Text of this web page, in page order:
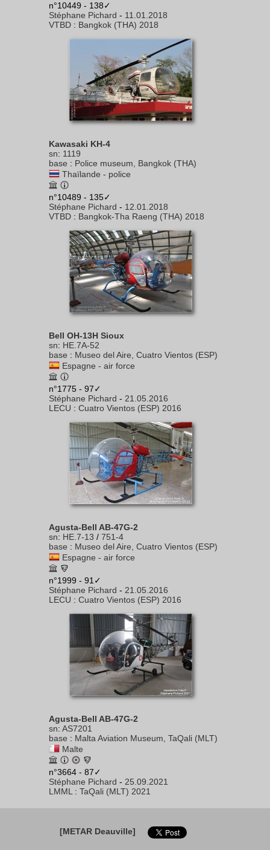
n°10449 - 138✓
Stéphane Pichard - 11.01.2018
VTBD : Bangkok (THA) 2018
Kawasaki KH-4
sn: 1119
base : Police museum, Bangkok (THA)
Thaïlande - police
n°10489 - 135✓
Stéphane Pichard - 12.01.2018
VTBD : Bangkok-Tha Raeng (THA) 2018
Bell OH-13H Sioux
sn: HE.7A-52
base : Museo del Aire, Cuatro Vientos (ESP)
Espagne - air force
n°1775 - 97✓
Stéphane Pichard - 21.05.2016
LECU : Cuatro Vientos (ESP) 2016
Agusta-Bell AB-47G-2
sn: HE.7-13 / 751-4
base : Museo del Aire, Cuatro Vientos (ESP)
Espagne - air force
n°1999 - 91✓
Stéphane Pichard - 21.05.2016
LECU : Cuatro Vientos (ESP) 2016
Agusta-Bell AB-47G-2
sn: AS7201
base : Malta Aviation Museum, TaQali (MLT)
Malte
n°3664 - 87✓
Stéphane Pichard - 25.09.2021
LMML : TaQali (MLT) 2021
[METAR Deauville]